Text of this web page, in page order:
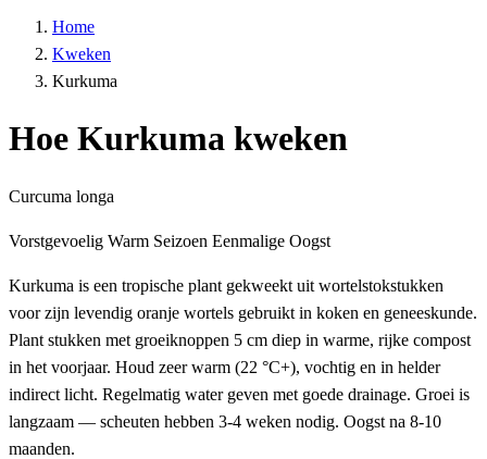
Home
Kweken
Kurkuma
Hoe Kurkuma kweken
Curcuma longa
Vorstgevoelig Warm Seizoen Eenmalige Oogst
Kurkuma is een tropische plant gekweekt uit wortelstokstukken
voor zijn levendig oranje wortels gebruikt in koken en geneeskunde.
Plant stukken met groeiknoppen 5 cm diep in warme, rijke compost
in het voorjaar. Houd zeer warm (22 °C+), vochtig en in helder
indirect licht. Regelmatig water geven met goede drainage. Groei is
langzaam — scheuten hebben 3-4 weken nodig. Oogst na 8-10
maanden.